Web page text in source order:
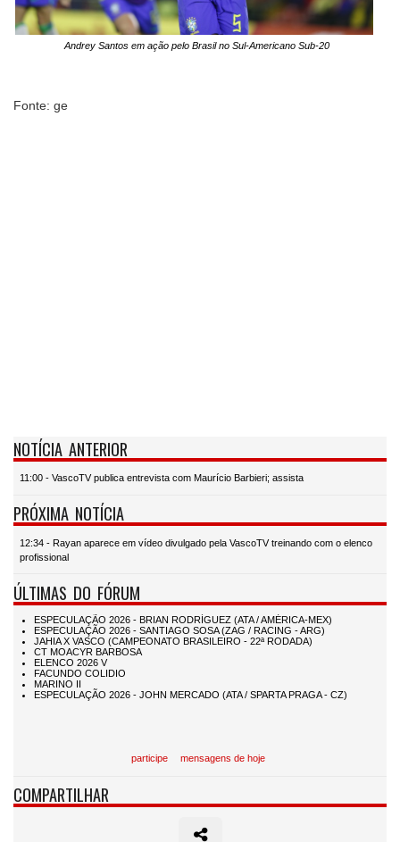
Andrey Santos em ação pelo Brasil no Sul-Americano Sub-20
Fonte: ge
NOTÍCIA ANTERIOR
11:00 - VascoTV publica entrevista com Maurício Barbieri; assista
PRÓXIMA NOTÍCIA
12:34 - Rayan aparece em vídeo divulgado pela VascoTV treinando com o elenco
profissional
ÚLTIMAS DO FÓRUM
participe mensagens de hoje
COMPARTILHAR